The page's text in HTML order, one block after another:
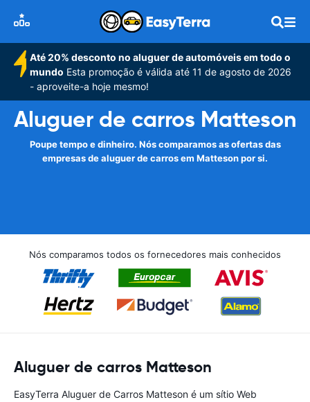
Até 20% desconto no aluguer de automóveis em todo o
mundo Esta promoção é válida até 11 de agosto de 2026
- aproveite-a hoje mesmo!
Aluguer de carros Matteson
Poupe tempo e dinheiro. Nós comparamos as ofertas das
empresas de aluguer de carros em Matteson por si.
Nós comparamos todos os fornecedores mais conhecidos
Aluguer de carros Matteson
EasyTerra Aluguer de Carros Matteson é um sítio Web